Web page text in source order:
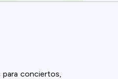
para conciertos,